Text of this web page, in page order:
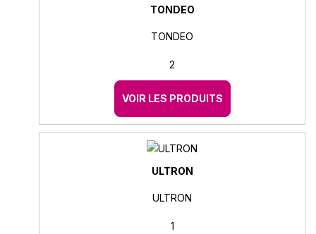
TONDEO
TONDEO
2
VOIR LES PRODUITS
ULTRON
ULTRON
1